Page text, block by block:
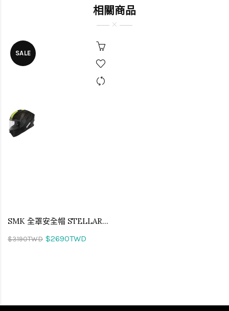
相關商品
SALE
SMK 全罩安全帽 STELLAR TREK 拓荒者 MA264
$3190TWD $2690TWD